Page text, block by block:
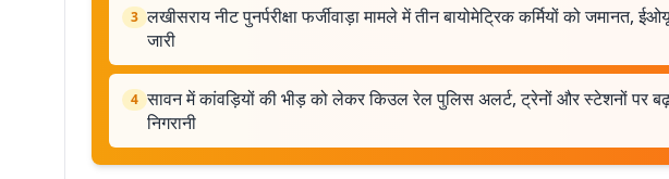
3 लखीसराय नीट पुनर्परीक्षा फर्जीवाड़ा मामले में तीन बायोमेट्रिक कर्मियों को जमानत,
जारी
4 सावन में कांवड़ियों की भीड़ को लेकर किउल रेल पुलिस अलर्ट, ट्रेनों और स्टेशनों पर
निगरानी